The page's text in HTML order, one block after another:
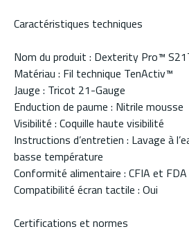
Caractéristiques techniques
Nom du produit : Dexterity Pro™
Matériau : Fil technique TenActiv™
Jauge : Tricot 21-Gauge
Enduction de paume : Nitrile mousse
Visibilité : Coquille haute visibilité
Instructions d’entretien : Lavage à
basse température
Conformité alimentaire : CFIA et FDA
Compatibilité écran tactile : Oui
Certifications et normes